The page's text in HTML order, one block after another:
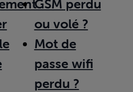
GSM perdu
ou volé ?
Mot de
passe wifi
perdu ?